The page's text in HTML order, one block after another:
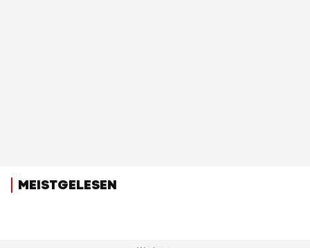
MEISTGELESEN